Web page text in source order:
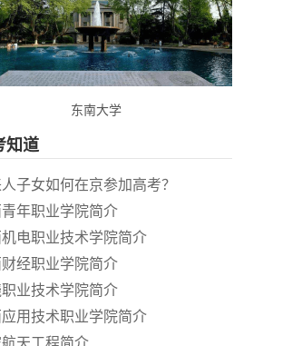
东南大学
知道
子女如何在京参加高考？
年职业学院简介
电职业技术学院简介
经职业学院简介
职业技术学院简介
用技术职业学院简介
天工程简介